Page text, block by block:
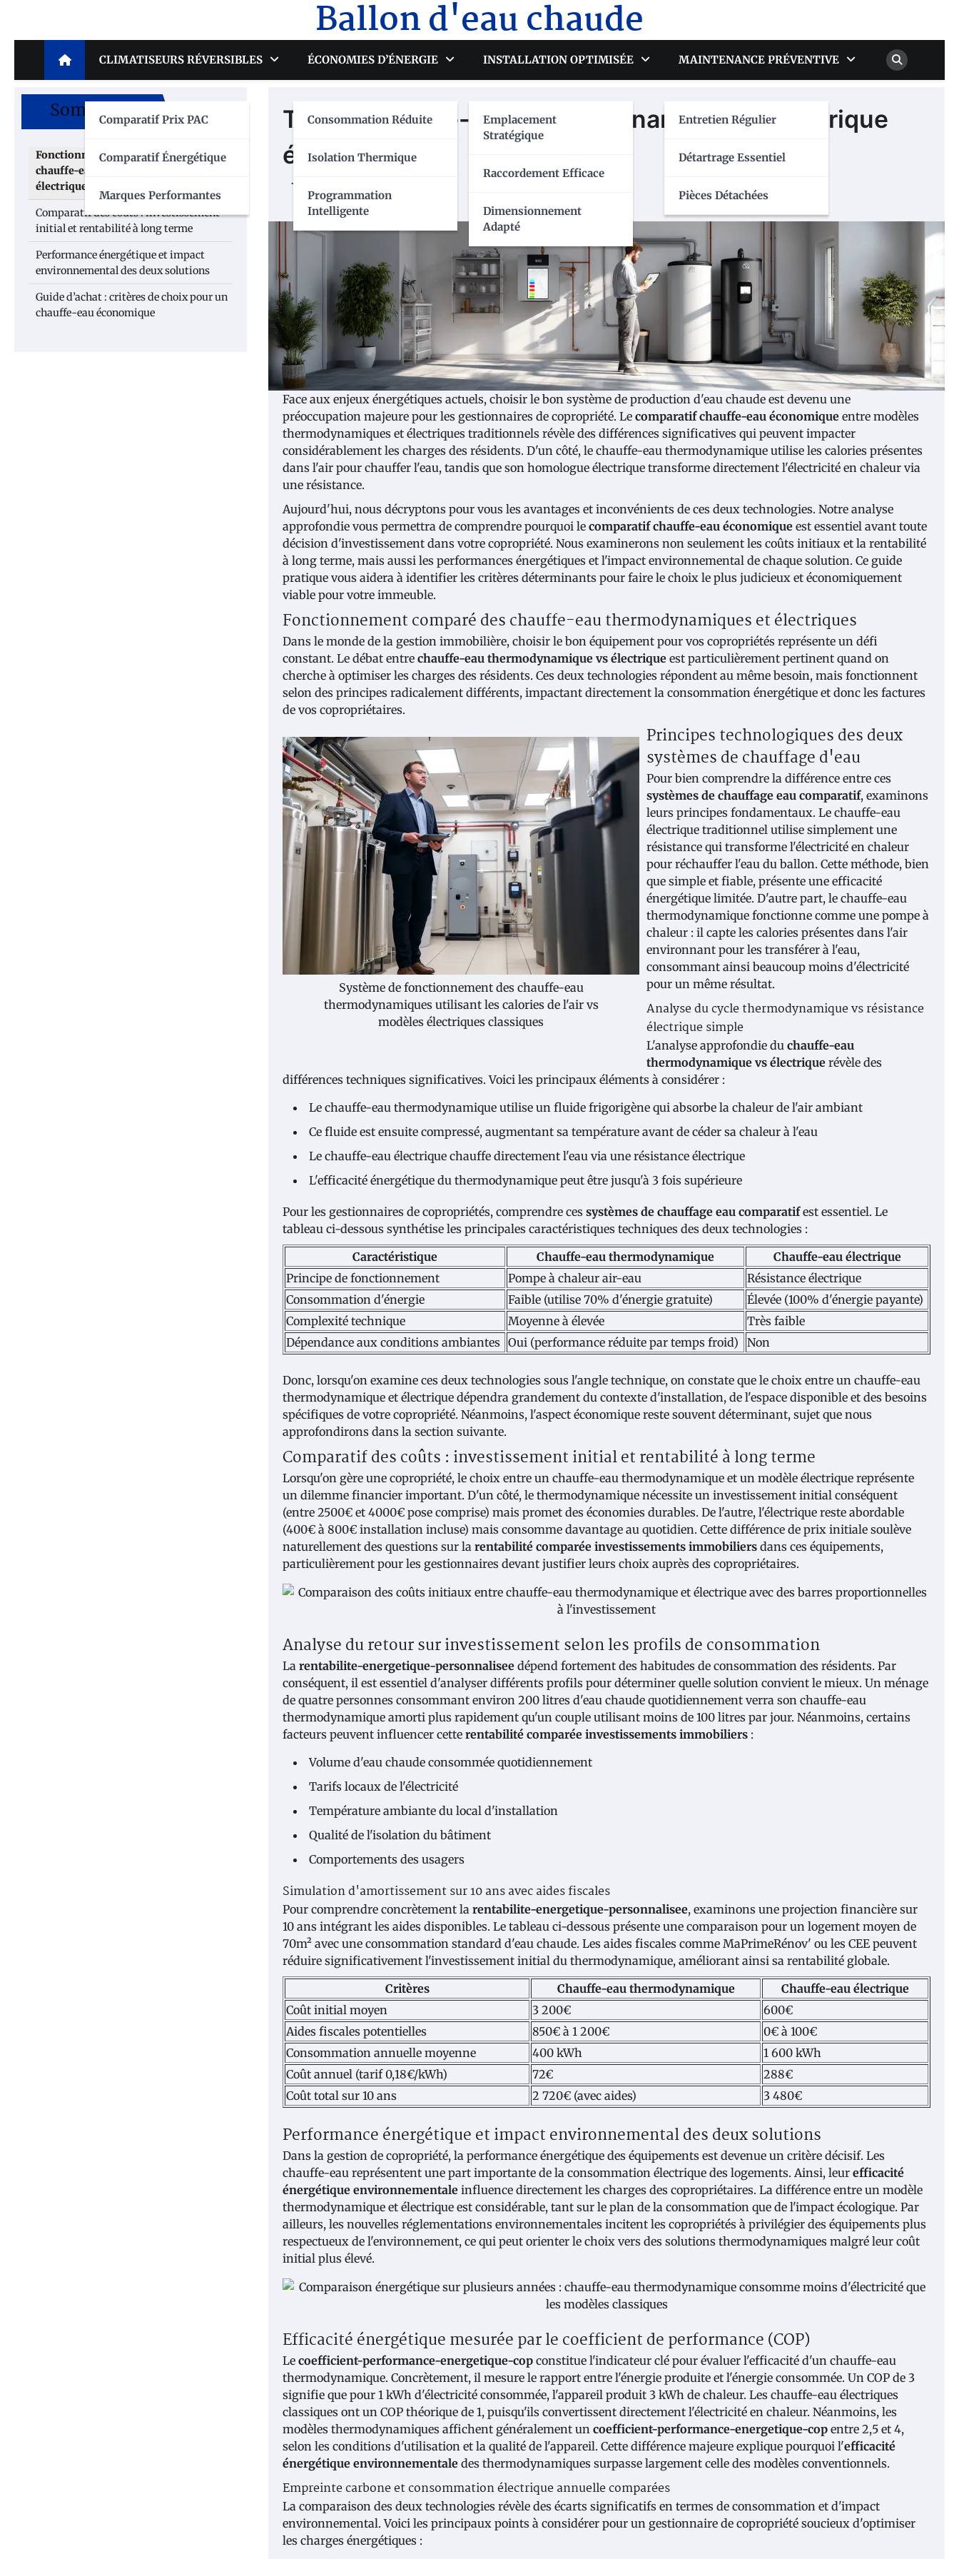
content
Ballon d'eau chaude
CLIMATISEURS RÉVERSIBLES
Comparatif Prix PAC
Comparatif Énergétique
Marques Performantes
ÉCONOMIES D’ÉNERGIE
Consommation Réduite
Isolation Thermique
Programmation
Intelligente
INSTALLATION OPTIMISÉE
Emplacement
Stratégique
Raccordement Efficace
Dimensionnement
Adapté
MAINTENANCE PRÉVENTIVE
Entretien Régulier
Détartrage Essentiel
Pièces Détachées
Top 5 : Chauffe-eau thermodynamique vs électrique
économique
Face aux enjeux énergétiques actuels, choisir le bon système de production d'eau chaude est devenu une
préoccupation majeure pour les gestionnaires de copropriété. Le comparatif chauffe-eau économique entre modèles
thermodynamiques et électriques traditionnels révèle des différences significatives qui peuvent impacter
considérablement les charges des résidents. D'un côté, le chauffe-eau thermodynamique utilise les calories présentes
dans l'air pour chauffer l'eau, tandis que son homologue électrique transforme directement l'électricité en chaleur via
une résistance.
Aujourd'hui, nous décryptons pour vous les avantages et inconvénients de ces deux technologies. Notre analyse
approfondie vous permettra de comprendre pourquoi le comparatif chauffe-eau économique est essentiel avant toute
décision d'investissement dans votre copropriété. Nous examinerons non seulement les coûts initiaux et la rentabilité
à long terme, mais aussi les performances énergétiques et l'impact environnemental de chaque solution. Ce guide
pratique vous aidera à identifier les critères déterminants pour faire le choix le plus judicieux et économiquement
viable pour votre immeuble.
Fonctionnement comparé des chauffe-eau thermodynamiques et électriques
Dans le monde de la gestion immobilière, choisir le bon équipement pour vos copropriétés représente un défi
constant. Le débat entre chauffe-eau thermodynamique vs électrique est particulièrement pertinent quand on
cherche à optimiser les charges des résidents. Ces deux technologies répondent au même besoin, mais fonctionnent
selon des principes radicalement différents, impactant directement la consommation énergétique et donc les factures
de vos copropriétaires.
Système de fonctionnement des chauffe-eau
thermodynamiques utilisant les calories de l'air vs
modèles électriques classiques
Principes technologiques des deux
systèmes de chauffage d'eau
Pour bien comprendre la différence entre ces
systèmes de chauffage eau comparatif, examinons
leurs principes fondamentaux. Le chauffe-eau
électrique traditionnel utilise simplement une
résistance qui transforme l'électricité en chaleur
pour réchauffer l'eau du ballon. Cette méthode, bien
que simple et fiable, présente une efficacité
énergétique limitée. D'autre part, le chauffe-eau
thermodynamique fonctionne comme une pompe à
chaleur : il capte les calories présentes dans l'air
environnant pour les transférer à l'eau,
consommant ainsi beaucoup moins d'électricité
pour un même résultat.
Analyse du cycle thermodynamique vs résistance
électrique simple
L'analyse approfondie du chauffe-eau
thermodynamique vs électrique révèle des
différences techniques significatives. Voici les principaux éléments à considérer :
Le chauffe-eau thermodynamique utilise un fluide frigorigène qui absorbe la chaleur de l'air ambiant
Ce fluide est ensuite compressé, augmentant sa température avant de céder sa chaleur à l'eau
Le chauffe-eau électrique chauffe directement l'eau via une résistance électrique
L'efficacité énergétique du thermodynamique peut être jusqu'à 3 fois supérieure
Pour les gestionnaires de copropriétés, comprendre ces systèmes de chauffage eau comparatifest essentiel. Le
tableau ci-dessous synthétise les principales caractéristiques techniques des deux technologies :
Caractéristique
Chauffe-eau thermodynamique
Chauffe-eau électrique
Principe de fonctionnement
Pompe à chaleur air-eau
Résistance électrique
Consommation d'énergie
Faible (utilise 70% d'énergie gratuite)
Élevée (100% d'énergie payante)
Complexité technique
Moyenne à élevée
Très faible
Dépendance aux conditions ambiantes Oui (performance réduite par temps froid) Non
Donc, lorsqu'on examine ces deux technologies sous l'angle technique, on constate que le choix entre un chauffe-eau
thermodynamique et électrique dépendra grandement du contexte d'installation, de l'espace disponible et des besoins
spécifiques de votre copropriété. Néanmoins, l'aspect économique reste souvent déterminant, sujet que nous
approfondirons dans la section suivante.
Comparatif des coûts : investissement initial et rentabilité à long terme
Lorsqu'on gère une copropriété, le choix entre un chauffe-eau thermodynamique et un modèle électrique représente
un dilemme financier important. D'un côté, le thermodynamique nécessite un investissement initial conséquent
(entre 2500€ et 4000€ pose comprise) mais promet des économies durables. De l'autre, l'électrique reste abordable
(400€ à 800€ installation incluse) mais consomme davantage au quotidien. Cette différence de prix initiale soulève
naturellement des questions sur la rentabilité comparée investissements immobiliers dans ces équipements,
particulièrement pour les gestionnaires devant justifier leurs choix auprès des copropriétaires.
Analyse du retour sur investissement selon les profils de consommation
La rentabilite-energetique-personnalisee dépend fortement des habitudes de consommation des résidents. Par
conséquent, il est essentiel d'analyser différents profils pour déterminer quelle solution convient le mieux. Un ménage
de quatre personnes consommant environ 200 litres d'eau chaude quotidiennement verra son chauffe-eau
thermodynamique amorti plus rapidement qu'un couple utilisant moins de 100 litres par jour. Néanmoins, certains
facteurs peuvent influencer cette rentabilité comparée investissements immobiliers :
Volume d'eau chaude consommée quotidiennement
Tarifs locaux de l'électricité
Température ambiante du local d'installation
Qualité de l'isolation du bâtiment
Comportements des usagers
Simulation d'amortissement sur 10 ans avec aides fiscales
Pour comprendre concrètement la rentabilite-energetique-personnalisee, examinons une projection financière sur
10 ans intégrant les aides disponibles. Le tableau ci-dessous présente une comparaison pour un logement moyen de
70m² avec une consommation standard d'eau chaude. Les aides fiscales comme MaPrimeRénov' ou les CEE peuvent
réduire significativement l'investissement initial du thermodynamique, améliorant ainsi sa rentabilité globale.
Critères
Chauffe-eau thermodynamique
Chauffe-eau électrique
Coût initial moyen
3 200€
600€
Aides fiscales potentielles
850€ à 1 200€
0€ à 100€
Consommation annuelle moyenne
400 kWh
1 600 kWh
Coût annuel (tarif 0,18€/kWh)
72€
288€
Coût total sur 10 ans
2 720€ (avec aides) 3 480€
Performance énergétique et impact environnemental des deux solutions
Dans la gestion de copropriété, la performance énergétique des équipements est devenue un critère décisif. Les
chauffe-eau représentent une part importante de la consommation électrique des logements. Ainsi, leur efficacité
énergétique environnementale influence directement les charges des copropriétaires. La différence entre un modèle
thermodynamique et électrique est considérable, tant sur le plan de la consommation que de l'impact écologique. Par
ailleurs, les nouvelles réglementations environnementales incitent les copropriétés à privilégier des équipements plus
respectueux de l'environnement, ce qui peut orienter le choix vers des solutions thermodynamiques malgré leur coût
initial plus élevé.
Efficacité énergétique mesurée par le coefficient de performance (COP)
Le coefficient-performance-energetique-cop constitue l'indicateur clé pour évaluer l'efficacité d'un chauffe-eau
thermodynamique. Concrètement, il mesure le rapport entre l'énergie produite et l'énergie consommée. Un COP de 3
signifie que pour 1 kWh d'électricité consommée, l'appareil produit 3 kWh de chaleur. Les chauffe-eau électriques
classiques ont un COP théorique de 1, puisqu'ils convertissent directement l'électricité en chaleur. Néanmoins, les
modèles thermodynamiques affichent généralement un coefficient-performance-energetique-cop entre 2,5 et 4,
selon les conditions d'utilisation et la qualité de l'appareil. Cette différence majeure explique pourquoi l'efficacité
énergétique environnementale des thermodynamiques surpasse largement celle des modèles conventionnels.
Empreinte carbone et consommation électrique annuelle comparées
La comparaison des deux technologies révèle des écarts significatifs en termes de consommation et d'impact
environnemental. Voici les principaux points à considérer pour un gestionnaire de copropriété soucieux d'optimiser
les charges énergétiques :
Sommaire
Fonctionnement comparé des
chauffe-eau thermodynamiques et
électriques
Comparatif des coûts : investissement
initial et rentabilité à long terme
Performance énergétique et impact
environnemental des deux solutions
Guide d’achat : critères de choix pour un
chauffe-eau économique